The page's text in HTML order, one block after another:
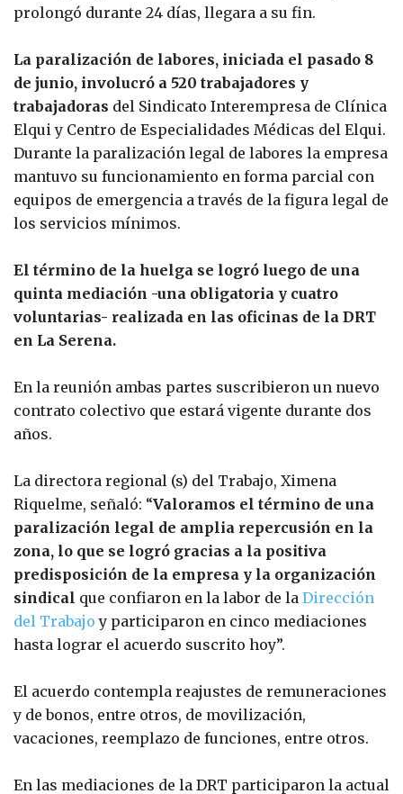
prolongó durante 24 días, llegara a su fin.
La paralización de labores, iniciada el pasado 8
de junio, involucró a 520 trabajadores y
trabajadoras del Sindicato Interempresa de Clínica
Elqui y Centro de Especialidades Médicas del Elqui.
Durante la paralización legal de labores la empresa
mantuvo su funcionamiento en forma parcial con
equipos de emergencia a través de la figura legal de
los servicios mínimos.
El término de la huelga se logró luego de una
quinta mediación -una obligatoria y cuatro
voluntarias- realizada en las oficinas de la DRT
en La Serena.
En la reunión ambas partes suscribieron un nuevo
contrato colectivo que estará vigente durante dos
años.
La directora regional (s) del Trabajo, Ximena
Riquelme, señaló: “Valoramos el término de una
paralización legal de amplia repercusión en la
zona, lo que se logró gracias a la positiva
predisposición de la empresa y la organización
sindical que confiaron en la labor de la Dirección
del Trabajo y participaron en cinco mediaciones
hasta lograr el acuerdo suscrito hoy”.
El acuerdo contempla reajustes de remuneraciones
y de bonos, entre otros, de movilización,
vacaciones, reemplazo de funciones, entre otros.
En las mediaciones de la DRT participaron la actual